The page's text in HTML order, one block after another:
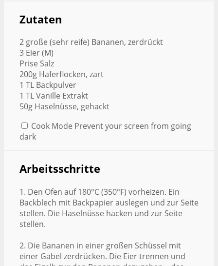
Zutaten
2 große (sehr reife) Bananen, zerdrückt
3 Eier (M)
Prise Salz
200g Haferflocken, zart
1 TL Backpulver
1 TL Vanille Extrakt
50g Haselnüsse, gehackt
Cook Mode Prevent your screen from going
dark
Arbeitsschritte
1. Den Ofen auf 180°C (350°F) vorheizen. Ein
Backblech mit Backpapier auslegen und zur Seite
stellen. Die Haselnüsse hacken und zur Seite
stellen.
2. Die Bananen in einer großen Schüssel mit
einer Gabel zerdrücken. Die Eier trennen und